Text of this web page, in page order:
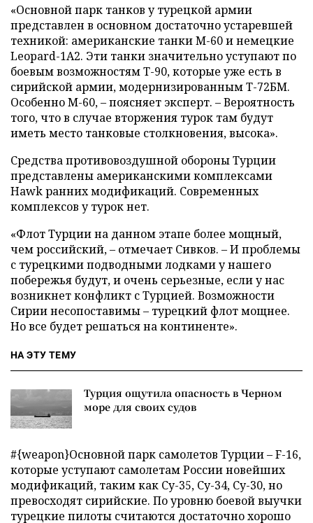
«Основной парк танков у турецкой армии
представлен в основном достаточно устаревшей
техникой: американские танки М-60 и немецкие
Leopard-1A2. Эти танки значительно уступают по
боевым возможностям Т-90, которые уже есть в
сирийской армии, модернизированным Т-72БМ.
Особенно М-60, – поясняет эксперт. – Вероятность
того, что в случае вторжения турок там будут
иметь место танковые столкновения, высока».
Средства противовоздушной обороны Турции
представлены американскими комплексами
Hawk ранних модификаций. Современных
комплексов у турок нет.
«Флот Турции на данном этапе более мощный,
чем российский, – отмечает Сивков. – И проблемы
с турецкими подводными лодками у нашего
побережья будут, и очень серьезные, если у нас
возникнет конфликт с Турцией. Возможности
Сирии несопоставимы – турецкий флот мощнее.
Но все будет решаться на континенте».
НА ЭТУ ТЕМУ
Турция ощутила опасность в Черном
море для своих судов
#{weapon}Основной парк самолетов Турции – F-16,
которые уступают самолетам России новейших
модификаций, таким как Су-35, Су-34, Су-30, но
превосходят сирийские. По уровню боевой выучки
турецкие пилоты считаются достаточно хорошо